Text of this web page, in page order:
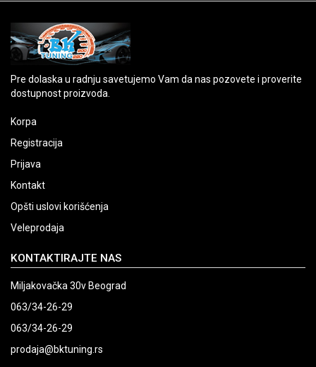
Pre dolaska u radnju savetujemo Vam da nas pozovete i proverite
dostupnost proizvoda.
Korpa
Registracija
Prijava
Kontakt
Opšti uslovi korišćenja
Veleprodaja
KONTAKTIRAJTE NAS
Miljakovačka 30v Beograd
063/34-26-29
063/34-26-29
prodaja@bktuning.rs